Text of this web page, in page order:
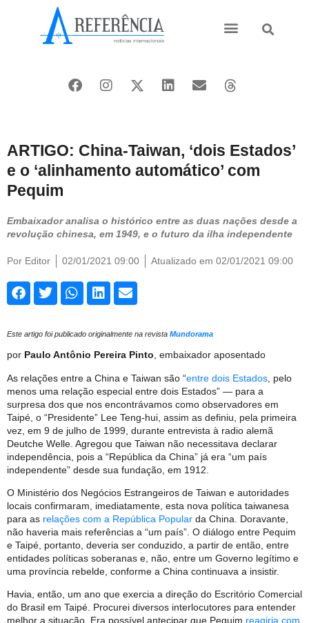
ARTIGO: China-Taiwan, ‘dois Estados’
e o ‘alinhamento automático’ com
Pequim
Embaixador analisa o histórico entre as duas nações desde a
revolução chinesa, em 1949, e o futuro da ilha independente
Por Editor 02/01/2021 09:00 Atualizado em 02/01/2021 09:00
Este artigo foi publicado originalmente na revista Mundorama
por Paulo Antônio Pereira Pinto, embaixador aposentado
As relações entre a China e Taiwan são “entre dois Estados , pelo
menos uma relação especial entre dois Estados” — para a
surpresa dos que nos encontrávamos como observadores em
Taipé, o “Presidente” Lee Teng-hui, assim as definiu, pela primeira
vez, em 9 de julho de 1999, durante entrevista à radio alemã
Deutche Welle. Agregou que Taiwan não necessitava declarar
independência, pois a “República da China” já era “um país
independente” desde sua fundação, em 1912.
O Ministério dos Negócios Estrangeiros de Taiwan e autoridades
locais confirmaram, imediatamente, esta nova política taiwanesa
para as relações com a República Popular da China. Doravante,
não haveria mais referências a “um país”. O diálogo entre Pequim
e Taipé, portanto, deveria ser conduzido, a partir de então, entre
entidades políticas soberanas e, não, entre um Governo legítimo e
uma província rebelde, conforme a China continuava a insistir.
Havia, então, um ano que exercia a direção do Escritório Comercial
do Brasil em Taipé. Procurei diversos interlocutores para entender
melhor a situação. Era possível antecipar que Pequim reagiria com